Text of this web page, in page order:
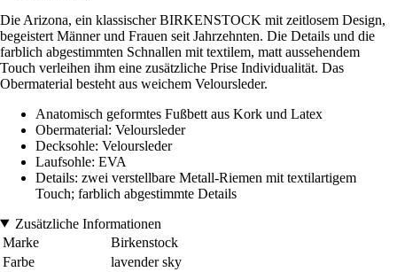
Die Arizona, ein klassischer BIRKENSTOCK mit zeitlosem Design,
begeistert Männer und Frauen seit Jahrzehnten. Die Details und die
farblich abgestimmten Schnallen mit textilem, matt aussehendem
Touch verleihen ihm eine zusätzliche Prise Individualität. Das
Obermaterial besteht aus weichem Veloursleder.
Anatomisch geformtes Fußbett aus Kork und Latex
Obermaterial: Veloursleder
Decksohle: Veloursleder
Laufsohle: EVA
Details: zwei verstellbare Metall-Riemen mit textilartigem
Touch; farblich abgestimmte Details
Zusätzliche Informationen
Marke
Birkenstock
Farbe
lavender sky